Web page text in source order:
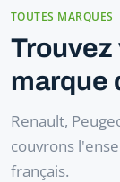
TOUTES MARQUES
Trouvez
marque
Renault,
couvrons
français.